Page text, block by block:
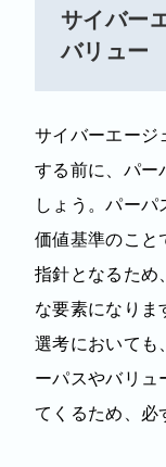
サイバー
バリュー
サイバーエージ
する前に、パー
しょう。パーパ
価値基準のこと
指針となるため
な要素になりま
選考においても
ーパスやバリュ
てくるため、必